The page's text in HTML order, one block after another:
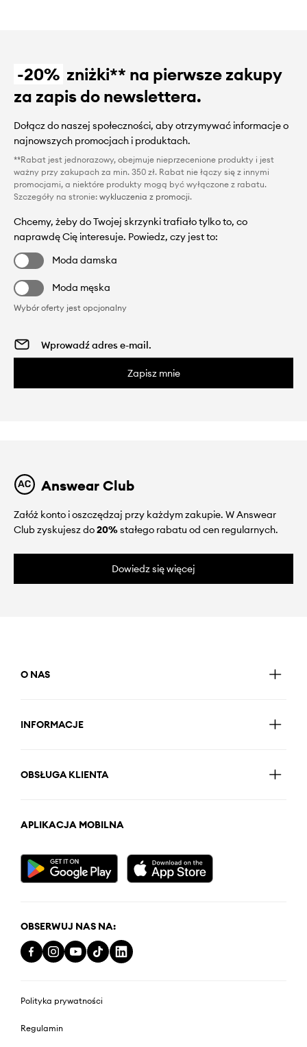
-20% zniżki** na pierwsze zakupy
za zapis do newslettera.
Dołącz do naszej społeczności, aby otrzymywać informacje o
najnowszych promocjach i produktach.
**Rabat jest jednorazowy, obejmuje nieprzecenione produkty i jest
ważny przy zakupach za min. 350 zł. Rabat nie łączy się z innymi
promocjami, a niektóre produkty mogą być wyłączone z rabatu.
Szczegóły na stronie: wykluczenia z promocji.
Chcemy, żeby do Twojej skrzynki trafiało tylko to, co
naprawdę Cię interesuje. Powiedz, czy jest to:
Moda damska
Moda męska
Wybór oferty jest opcjonalny
Zapisz mnie
Answear Club
Załóż konto i oszczędzaj przy każdym zakupie. W Answear
Club zyskujesz do20%stałego rabatu od cen regularnych.
Dowiedz się więcej
O NAS
INFORMACJE
OBSŁUGA KLIENTA
APLIKACJA MOBILNA
OBSERWUJ NAS NA:
Polityka prywatności
Regulamin